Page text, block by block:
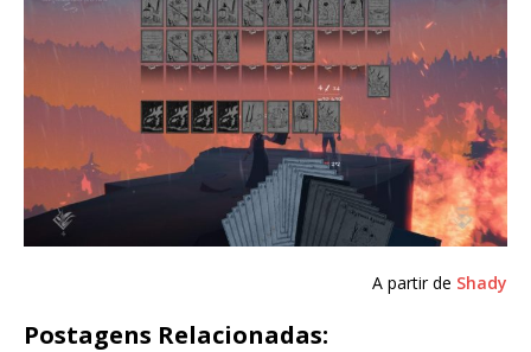
A partir de Shady
Postagens Relacionadas: